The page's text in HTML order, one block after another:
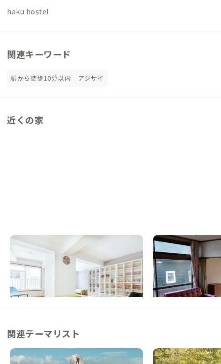
haku hostel
関連キーワード
駅から徒歩10分以内 アジサイ
近くの家
札幌A邸
北海道 シェアハウス
【すすきのまで電車5分】憧れの北海道暮ら
しは札幌から
この家からの距離 54km
栗山A邸
北海道 戸建て
【駅徒歩15分】繁華
閑静な住宅街にある
この家からの距離 66km
関連テーマリスト